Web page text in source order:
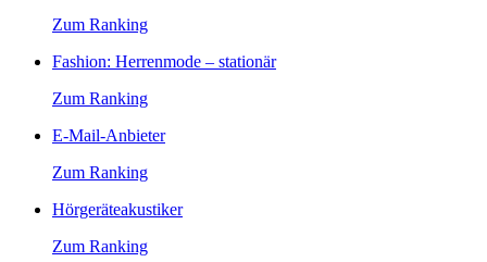
Zum Ranking
Fashion: Herrenmode – stationär
Zum Ranking
E-Mail-Anbieter
Zum Ranking
Hörgeräteakustiker
Zum Ranking